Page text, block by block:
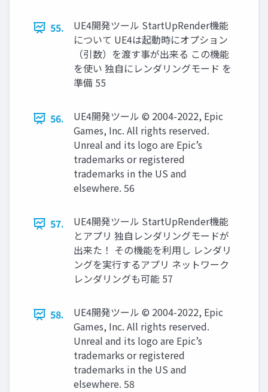
55.
UE4開発ツール StartUpRender機能
について UE4は起動時にオプション
（引数）を渡す事が出来る この機能
を使い 独自にレンダリングモード を
準備 55
56.
UE4開発ツール © 2004-2022, Epic
Games, Inc. All rights reserved.
Unreal and its logo are Epic’s
trademarks or registered
trademarks in the US and
elsewhere. 56
57.
UE4開発ツール StartUpRender機能
とアプリ 独自レンダリングモードが
出来た！ その機能を利用し レンダリ
ングを実行するアプリ ネットワーク
レンダリングも可能 57
58.
UE4開発ツール © 2004-2022, Epic
Games, Inc. All rights reserved.
Unreal and its logo are Epic’s
trademarks or registered
trademarks in the US and
elsewhere. 58